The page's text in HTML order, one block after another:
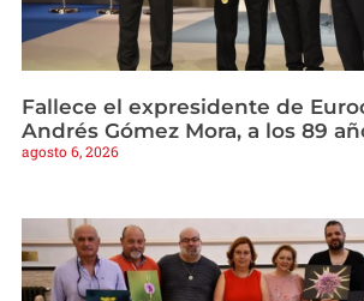
Fallece el expresidente de
Andrés Gómez Mora, a los 89
agosto 6, 2026